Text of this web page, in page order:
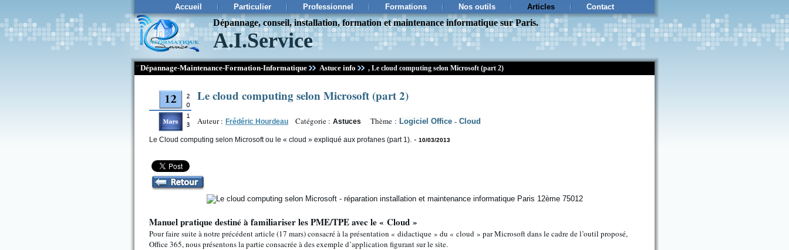
Accueil Particulier Professionnel Formations Nos outils Articles Contact
Dépannage, conseil, installation, formation et maintenance informatique sur Paris.
A.I.Service
¨ Dépannage-Maintenance-Formation-Informatique Astuce info , Le cloud computing selon Microsoft (part 2)
Le cloud computing selon Microsoft (part 2)
Auteur : Frédéric Hourdeau Catégorie : Astuces Thème : Logiciel Office - Cloud
Le Cloud computing selon Microsoft ou le « cloud » expliqué aux profanes (part 1). - 10/03/2013
Manuel pratique destiné à familiariser les PME/TPE avec le « Cloud »
Pour faire suite à notre précédent article (17 mars) consacré à la présentation « didactique » du « cloud » par Microsoft dans le cadre de l’outil proposé,
Office 365, nous présentons la partie consacrée à des exemple d’application figurant sur le site.